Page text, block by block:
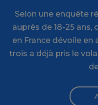
Selon une enquête
auprès de 18-25 ans,
en France dévoile en
trois a déjà pris le